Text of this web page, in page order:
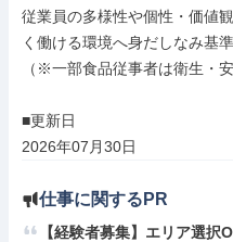
従業員の多様性や個性・価値
く働ける環境へ身だしなみ基
（※一部食品従事者は衛生・
■更新日
2026年07月30日
仕事に関するPR
【経験者募集】エリア選